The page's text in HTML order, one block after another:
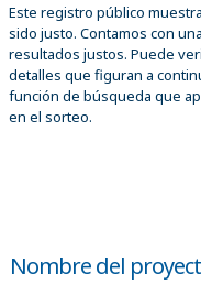
Este registro público
sido justo. Contamos con
resultados justos. Puede
detalles que figuran a
función de búsqueda que
en el sorteo.
Nombre del